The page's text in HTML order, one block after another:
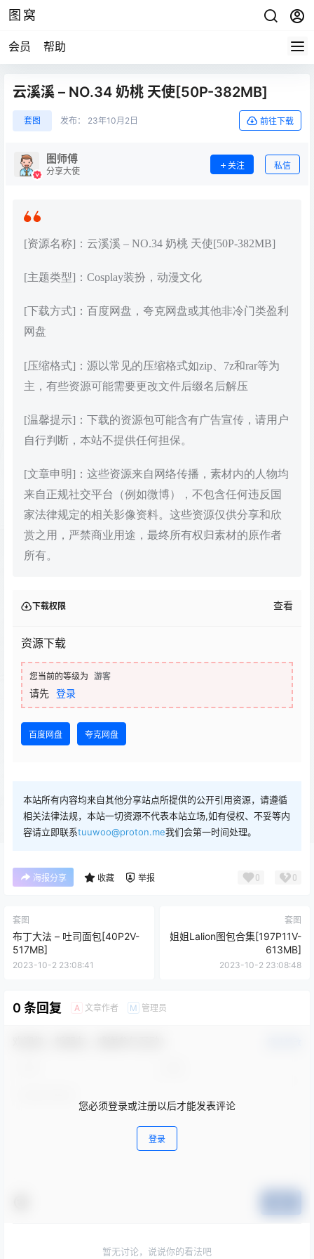
图窝
会员 帮助
云溪溪 – NO.34 奶桃 天使[50P-382MB]
套图 发布： 23年10月2日 前往下载
图师傅
分享大使
关注 私信
[资源名称]：云溪溪 – NO.34 奶桃 天使[50P-382MB]
[主题类型]：Cosplay装扮，动漫文化
[下载方式]：百度网盘，夸克网盘或其他非冷门类盈利
网盘
[压缩格式]：源以常见的压缩格式如zip、7z和rar等为
主，有些资源可能需要更改文件后缀名后解压
[温馨提示]：下载的资源包可能含有广告宣传，请用户
自行判断，本站不提供任何担保。
[文章申明]：这些资源来自网络传播，素材内的人物均
来自正规社交平台（例如微博），不包含任何违反国
家法律规定的相关影像资料。这些资源仅供分享和欣
赏之用，严禁商业用途，最终所有权归素材的原作者
所有。
下载权限 查看
资源下载
您当前的等级为 游客
请先 登录
百度网盘 夸克网盘
本站所有内容均来自其他分享站点所提供的公开引用资源，请遵循
相关法律法规，本站一切资源不代表本站立场,如有侵权、不妥等内
容请立即联系tuuwoo@proton.me我们会第一时间处理。
海报分享 收藏 举报 0 0
套图
布丁大法 – 吐司面包[40P2V-
517MB]
2023-10-2 23:08:41
套图
姐姐Lalion图包合集[197P11V-
613MB]
2023-10-2 23:08:48
0 条回复 A 文章作者 M 管理员
您必须登录或注册以后才能发表评论
登录
暂无讨论，说说你的看法吧